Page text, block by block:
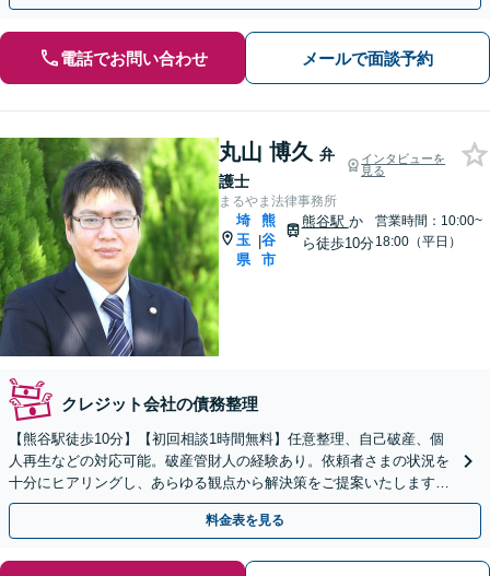
電話でお問い合わせ メールで面談予約
丸山 博久 弁
護士
インタビューを
見る
まるやま法律事務所
埼
玉
県
|
熊
谷
市
熊谷駅 か
ら徒歩10分
営業時間：10:00~
18:00（平日）
クレジット会社の債務整理
【熊谷駅徒歩10分】【初回相談1時間無料】任意整理、自己破産、個
人再生などの対応可能。破産管財人の経験あり。依頼者さまの状況を
十分にヒアリングし、あらゆる観点から解決策をご提案いたします。
問題が複雑化する前にご相談ください。
料金表を見る